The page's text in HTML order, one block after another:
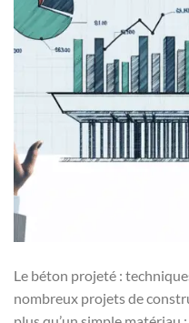
Le béton projeté :
nombreux projets de